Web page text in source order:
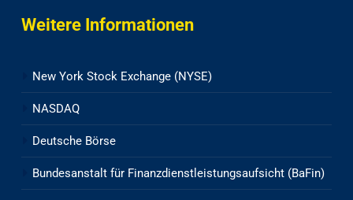
Weitere Informationen
New York Stock Exchange (NYSE)
NASDAQ
Deutsche Börse
Bundesanstalt für Finanzdienstleistungsaufsicht (BaFin)